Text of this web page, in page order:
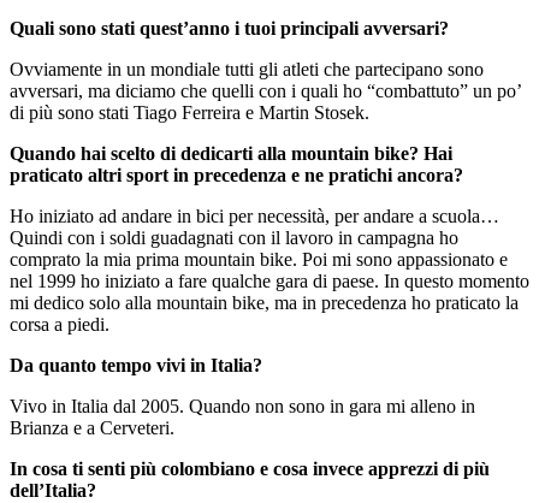
Quali sono stati quest’anno i tuoi principali avversari?
Ovviamente in un mondiale tutti gli atleti che partecipano sono
avversari, ma diciamo che quelli con i quali ho “combattuto” un po’
di più sono stati Tiago Ferreira e Martin Stosek.
Quando hai scelto di dedicarti alla mountain bike? Hai
praticato altri sport in precedenza e ne pratichi ancora?
Ho iniziato ad andare in bici per necessità, per andare a scuola…
Quindi con i soldi guadagnati con il lavoro in campagna ho
comprato la mia prima mountain bike. Poi mi sono appassionato e
nel 1999 ho iniziato a fare qualche gara di paese. In questo momento
mi dedico solo alla mountain bike, ma in precedenza ho praticato la
corsa a piedi.
Da quanto tempo vivi in Italia?
Vivo in Italia dal 2005. Quando non sono in gara mi alleno in
Brianza e a Cerveteri.
In cosa ti senti più colombiano e cosa invece apprezzi di più
dell’Italia?